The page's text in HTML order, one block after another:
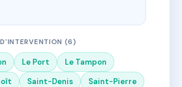
(6)
Le Port
Le Tampon
Saint-Denis Saint-Pierre